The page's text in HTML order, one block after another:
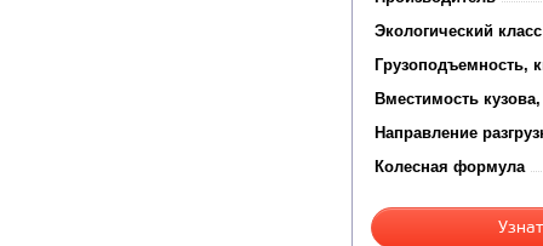
Экологический класс
Грузоподъемность,
Вместимость
Направление
Колесная формула